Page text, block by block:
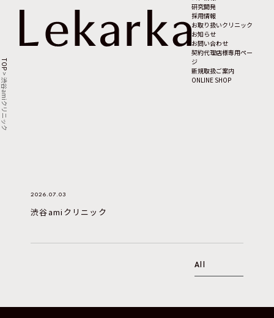
研究開発
採用情報
お取り扱いクリニック
お知らせ
お問い合わせ
契約代理店様専用ペー
ジ
新規取扱ご案内
ONLINE SHOP
TOP
>
渋谷amiクリニック
2026.07.03
渋谷amiクリニック
All